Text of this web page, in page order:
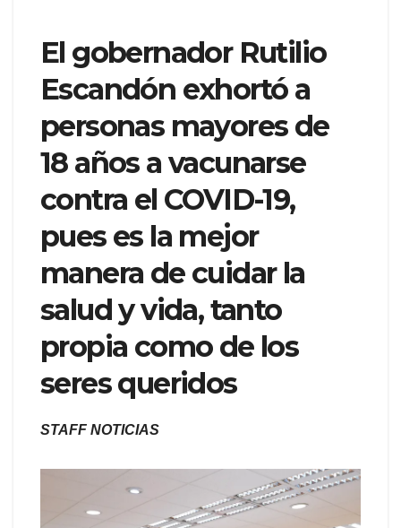
El gobernador Rutilio
Escandón exhortó a
personas mayores de
18 años a vacunarse
contra el COVID-19,
pues es la mejor
manera de cuidar la
salud y vida, tanto
propia como de los
seres queridos
STAFF NOTICIAS